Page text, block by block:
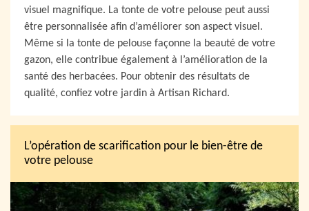
visuel magnifique. La tonte de votre pelouse peut aussi
être personnalisée afin d’améliorer son aspect visuel.
Même si la tonte de pelouse façonne la beauté de votre
gazon, elle contribue également à l’amélioration de la
santé des herbacées. Pour obtenir des résultats de
qualité, confiez votre jardin à Artisan Richard.
L’opération de scarification pour le bien-être de
votre pelouse